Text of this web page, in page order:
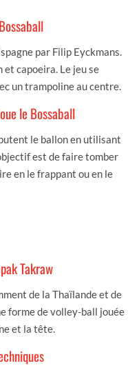
par Filip Eyckmans.
capoeira. Le jeu se
un trampoline au centre.
le Bossaball
le ballon en utilisant
est de faire tomber
en le frappant ou en le
Takraw
de la Thaïlande et de
forme de volley-ball jouée
et la tête.